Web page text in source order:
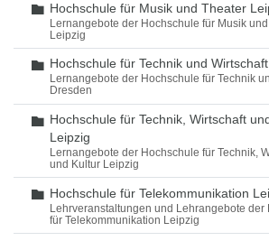
Ordner
Hochschule für Musik und Theater
Lernangebote der Hochschule für Musik
Leipzig
Ordner
Hochschule für Technik und
Lernangebote der Hochschule für Technik
Dresden
Ordner
Hochschule für Technik, Wirtschaft
Leipzig
Lernangebote der Hochschule für Technik,
und Kultur Leipzig
Ordner
Hochschule für Telekommunikation
Lehrveranstaltungen und Lehrangebote der
für Telekommunikation Leipzig